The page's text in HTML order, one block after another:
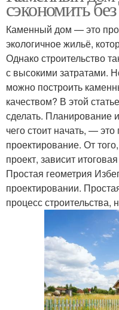
сэкономить
Каменный дом — это
экологичное жильё,
Однако строительство
с высокими затратами.
можно построить
качеством? В этой
сделать. Планирование
чего стоит начать, —
проектирование. От
проект, зависит
Простая геометрия
проектировании.
процесс строительства,